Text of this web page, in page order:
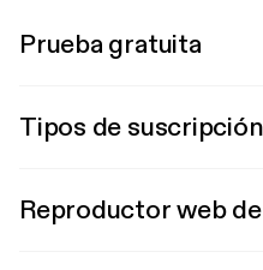
Prueba gratuita
Tipos de suscripción
Reproductor web